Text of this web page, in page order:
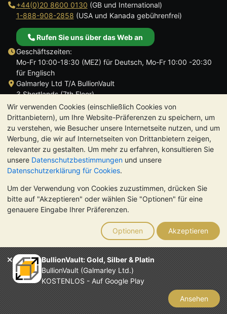
Wir verwenden Cookies (einschließlich Cookies von
Drittanbietern), um Ihre Website-Präferenzen zu speichern, um
zu verstehen, wie Besucher unsere Internetseite nutzen, und um
Werbung, die wir auf Internetseiten von Drittanbietern zeigen,
relevanter zu gestalten. Um mehr zu erfahren, konsultieren Sie
unsere Datenschutzbestimmungen und unsere
Datenschutzerklärung für Cookies.
Um der Verwendung von Cookies zuzustimmen, drücken Sie
bitte auf "Akzeptieren" oder wählen Sie "Optionen" für eine
genauere Eingabe Ihrer Präferenzen.
Optionen Akzeptieren
BullionVault: Gold, Silber & Platin
BullionVault (Galmarley Ltd.)
KOSTENLOS - Auf Google Play
Ansehen
+44(0)20 8600 0130 (GB und International)
1-888-908-2858 (USA und Kanada gebührenfrei)
Rufen Sie uns über das Web an
Geschäftszeiten:
Mo-Fr 10:00-18:30 (MEZ) für Deutsch, Mo-Fr 10:00 -20:30
für Englisch
Galmarley Ltd T/A BullionVault
3 Shortlands (7th Floor)
Hammersmith
London
W6 8DA
Großbritannien
TrustScore 4.8 | 725 Bewertungen
BITTE BEACHTEN SIE: Der Wert von Edelmetallen kann sowohl
steigen als auch fallen. Historische Trends sind keine Garantie
für zukünftige Preisentwicklungen. Nichts auf den Webseiten
von BullionVault oder in der Kommunikation stellt eine
Anlageberatung dar. Sie sollten sich von einem Fachmann
beraten lassen, um zu sehen, ob der Besitz von Edelmetallen
das Richtige für Sie ist.
Galmarley Ltd. (Handelsname BullionVault) ist registriert in
England und Wales unter der Steuernummer 4943684
BullionVault Ltd © 2026